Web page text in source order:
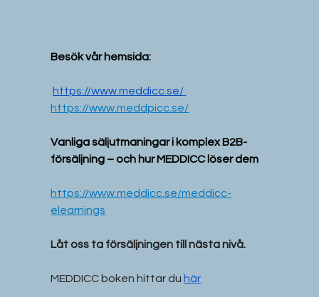
Besök vår hemsida:
https://www.meddicc.se/
https://www.meddpicc.se/
Vanliga säljutmaningar i komplex B2B-
försäljning – och hur MEDDICC löser dem
https://www.meddicc.se/meddicc-
elearnings
Låt oss ta försäljningen till nästa nivå.
MEDDICC boken hittar du här